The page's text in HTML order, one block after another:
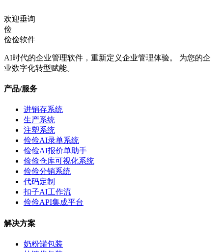
欢迎垂询
俭
俭俭软件
AI时代的企业管理软件，重新定义企业管理体验。 为您的企
业数字化转型赋能。
产品/服务
进销存系统
生产系统
注塑系统
俭俭AI录单系统
俭俭AI报价单助手
俭俭仓库可视化系统
俭俭分销系统
代码定制
扣子AI工作流
俭俭API集成平台
解决方案
奶粉罐包装